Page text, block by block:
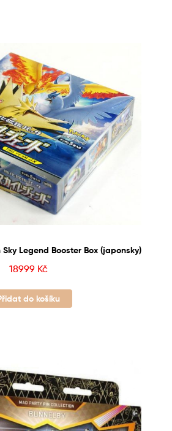
Sky Legend Booster Box (japonsky)
18999 Kč
do košíku